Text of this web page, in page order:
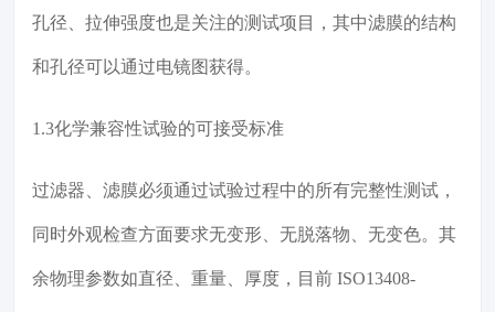
孔径、拉伸强度也是关注的测试项目，其中滤膜的结构
和孔径可以通过电镜图获得。
1.3化学兼容性试验的可接受标准
过滤器、滤膜必须通过试验过程中的所有完整性测试，
同时外观检查方面要求无变形、无脱落物、无变色。其
余物理参数如直径、重量、厚度，目前 ISO13408-